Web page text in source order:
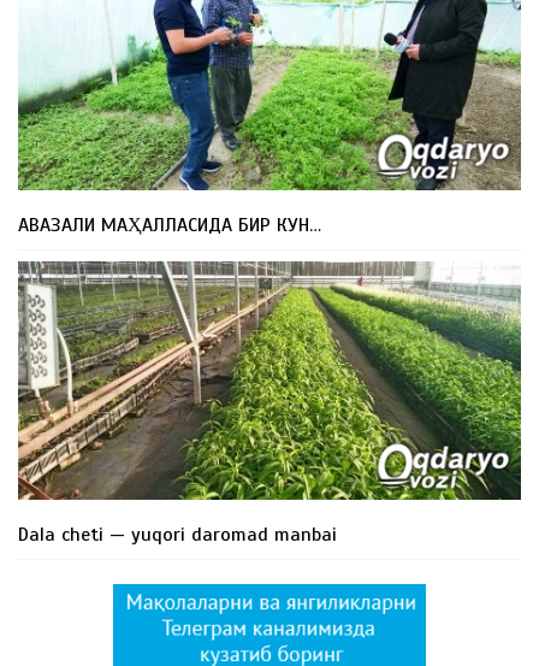
АВАЗАЛИ МАҲАЛЛАСИДА БИР КУН…
Dala cheti — yuqori daromad manbai